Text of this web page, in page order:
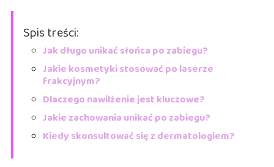
Spis treści:
Jak długo unikać słońca po zabiegu?
Jakie kosmetyki stosować po laserze
frakcyjnym?
Dlaczego nawilżenie jest kluczowe?
Jakie zachowania unikać po zabiegu?
Kiedy skonsultować się z dermatologiem?